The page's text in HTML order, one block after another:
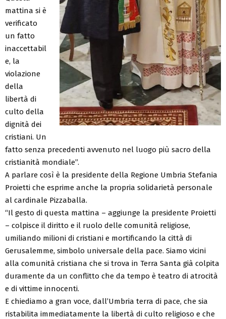
mattina si è
verificato
un fatto
inaccettabil
e, la
violazione
della
libertà di
culto della
dignità dei
cristiani. Un
fatto senza precedenti avvenuto nel luogo più sacro della
cristianità mondiale”.
A parlare così è la presidente della Regione Umbria Stefania
Proietti che esprime anche la propria solidarietà personale
al cardinale Pizzaballa.
“Il gesto di questa mattina – aggiunge la presidente Proietti
– colpisce il diritto e il ruolo delle comunità religiose,
umiliando milioni di cristiani e mortificando la città di
Gerusalemme, simbolo universale della pace. Siamo vicini
alla comunità cristiana che si trova in Terra Santa già colpita
duramente da un conflitto che da tempo è teatro di atrocità
e di vittime innocenti.
E chiediamo a gran voce, dall’Umbria terra di pace, che sia
ristabilita immediatamente la libertà di culto religioso e che